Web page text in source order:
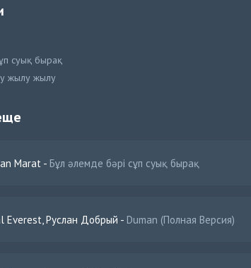
суық бырақ
жылу жылу
Marat - Бұл әлемде бәрі сұп суық бырақ
Everest, Руслан Добрый - Duman (Полная Версия)